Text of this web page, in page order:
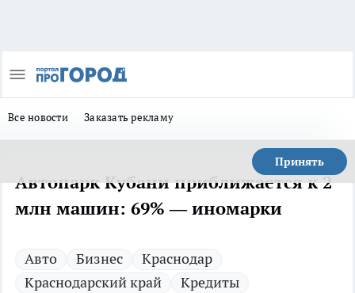
Все новости Заказать рекламу
Принять
Автопарк Кубани приближается к 2
млн машин: 69% — иномарки
Авто Бизнес
Краснодар
Краснодарский край
Кредиты